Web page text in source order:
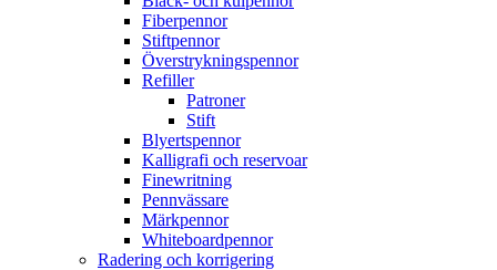
Fiberpennor
Stiftpennor
Överstrykningspennor
Refiller
Patroner
Stift
Blyertspennor
Kalligrafi och reservoar
Finewritning
Pennvässare
Märkpennor
Whiteboardpennor
Radering och korrigering